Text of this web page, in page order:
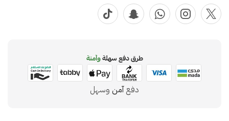
طرق دفع سهلةوآمنة
دفعآمن وسهل